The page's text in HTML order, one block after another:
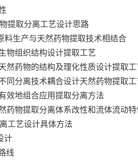
提取分离工艺设计思路
料生产与天然药物提取技术相结合
物组织结构设计提取工艺
然药物的结构及理化性质设计提取工
同分离技术耦合设计天然药物提取工
效地组合应用提取分离方法
药物提取分离体系改性和流体流动
工艺设计具体方法
计
线